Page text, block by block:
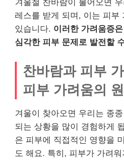
겨울철 찬바람이 불어오면
레스를 받게 되며, 이는 피부
있습니다. 이러한 가려움증
심각한 피부 문제로 발전할
찬바람과 피부
피부 가려움의
겨울이 찾아오면 우리는 종
되는 상황을 많이 경험하게
은 피부에 직접적인 영향을
도 해요. 특히, 피부가 가려